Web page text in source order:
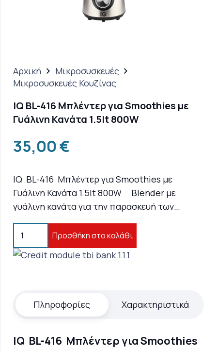
Αρχική
Μικροσυσκευές
Μικροσυσκευές Κουζίνας
IQ BL-416 Μπλέντερ για Smoothies με
Γυάλινη Κανάτα 1.5lt 800W
35,00€
IQ BL-416 Μπλέντερ για Smoothies με
Γυάλινη Κανάτα 1.5lt 800W Blender με
γυάλινη κανάτα για την παρασκευή των…
416
με
Κανάτα
Προσθήκη στο καλάθι
Πληροφορίες Χαρακτηριστικά
IQ BL-416 Μπλέντερ για Smoothies